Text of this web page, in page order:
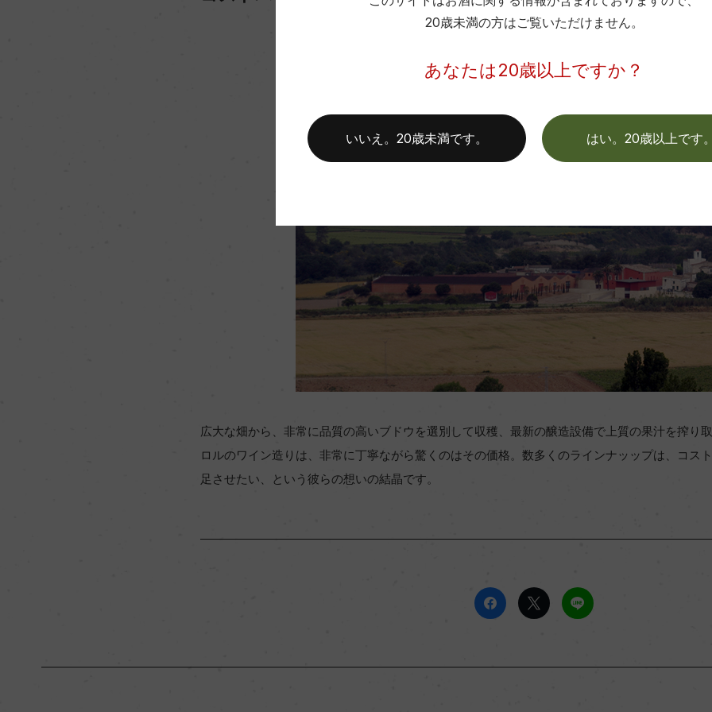
広大な畑から、非常に品質の高いブドウを選別して収穫、最新の醸造設備で上質の果汁を搾り
ロルのワイン造りは、非常に丁寧ながら驚くのはその価格。数多くのラインナッップは、コス
足させたい、という彼らの想いの結晶です。
20歳未満の方はご覧いただけません。
あなたは20歳以上ですか？
はい。20歳以上です
いいえ。20歳未満です。